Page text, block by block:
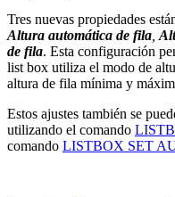
Tres nuevas propiedades
Altura automática de fila
de fila. Esta configuración
list box utiliza el modo de
altura de fila mínima y
Estos ajustes también se
utilizando el comando
comando LISTBOX SET